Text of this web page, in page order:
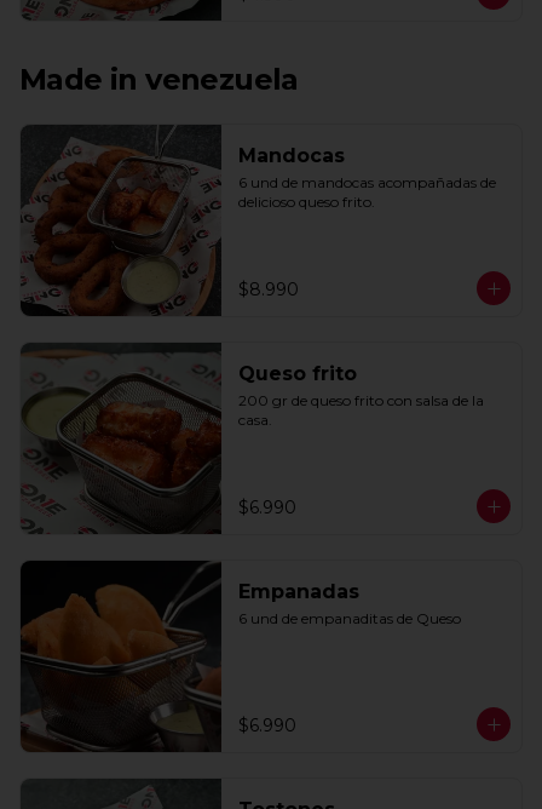
Made in venezuela
Mandocas
6 und de mandocas acompañadas de
delicioso queso frito.
$8.990
Queso frito
200 gr de queso frito con salsa de la
casa.
$6.990
Empanadas
6 und de empanaditas de Queso
$6.990